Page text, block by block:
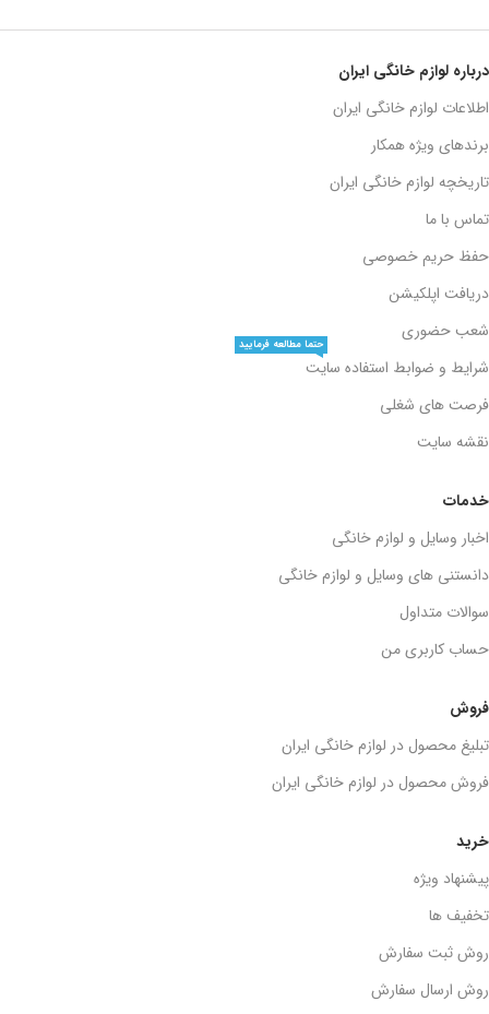
خرید
پیشنهاد ویژه
تخفیف ها
روش ثبت سفارش
روش ارسال سفارش
فروش
تبلیغ محصول در لوازم خانگی ایران
فروش محصول در لوازم خانگی ایران
خدمات
اخبار وسایل و لوازم خانگی
دانستنی های وسایل و لوازم خانگی
سوالات متداول
حساب کاربری من
درباره لوازم خانگی ایران
اطلاعات لوازم خانگی ایران
برندهای ویژه همکار
تاریخچه لوازم خانگی ایران
تماس با ما
حفظ حریم خصوصی
دریافت اپلکیشن
شعب حضوری
شرایط و ضوابط استفاده سایت
حتما مطالعه فرمایید
فرصت های شغلی
نقشه سایت